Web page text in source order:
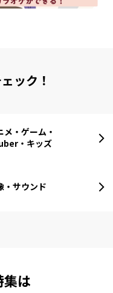
ック！
メ・ゲーム・
・キッズ
・サウンド
集は